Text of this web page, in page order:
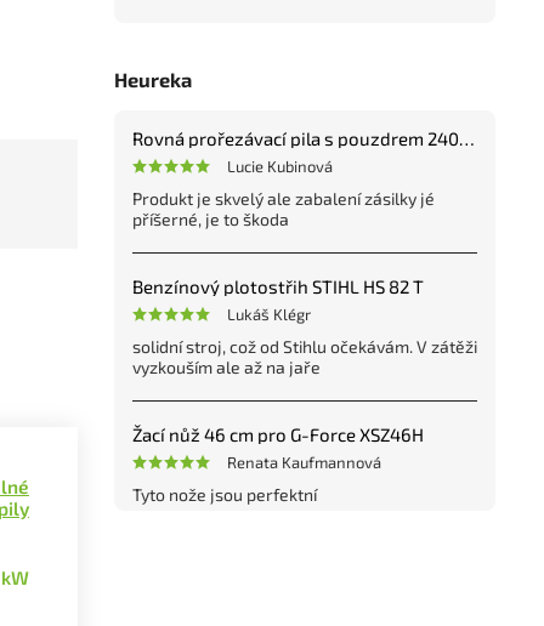
Heureka
Rovná prořezávací pila s pouzdrem 240 mm
Lucie Kubinová
Produkt je skvelý ale zabalení zásilky jé
příšerné, je to škoda
Benzínový plotostřih STIHL HS 82 T
Lukáš Klégr
solidní stroj, což od Stihlu očekávám. V zátěži
vyzkouším ale až na jaře
Žací nůž 46 cm pro G-Force XSZ46H
Renata Kaufmannová
Tyto nože jsou perfektní